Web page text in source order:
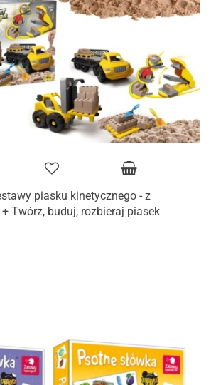
piasku kinetycznego - z
Twórz, buduj, rozbieraj piasek